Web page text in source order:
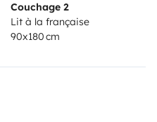
Couchage 2
Lit à la française
90x180 cm